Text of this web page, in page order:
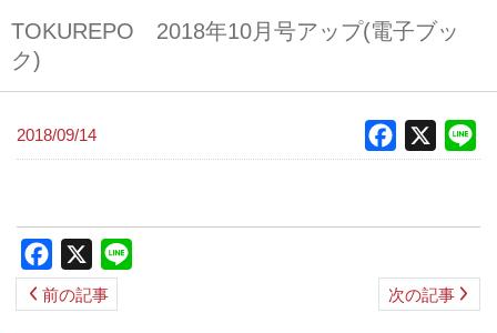
コ
ン
テ
TOKUREPO 2018年10月号アップ(電子ブッ
ク)
2018/09/14 Facebook
Facebook
前の記事 次の記事